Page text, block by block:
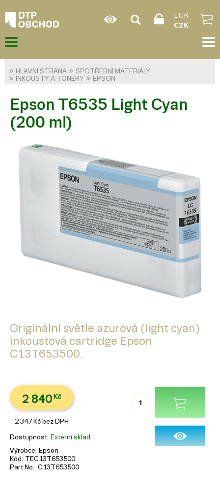
EUR
CZK
HLAVNÍ STRANA
SPOTŘEBNÍ MATERIÁLY
INKOUSTY A TONERY
EPSON
Epson T6535 Light Cyan
(200 ml)
Originální světle azurová (light cyan)
inkoustová cartridge Epson
C13T653500.
2 840 Kč
2 347 Kč bez DPH
Dostupnost Externí sklad
Výrobce
Epson
Kód
TEC13T653500
Part No. C13T653500